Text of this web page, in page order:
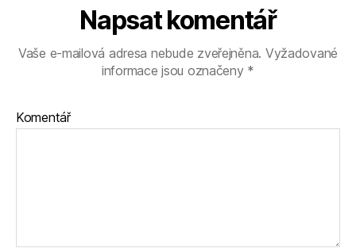
Napsat komentář
Vaše e-mailová adresa nebude zveřejněna. Vyžadované
informace jsou označeny *
Komentář